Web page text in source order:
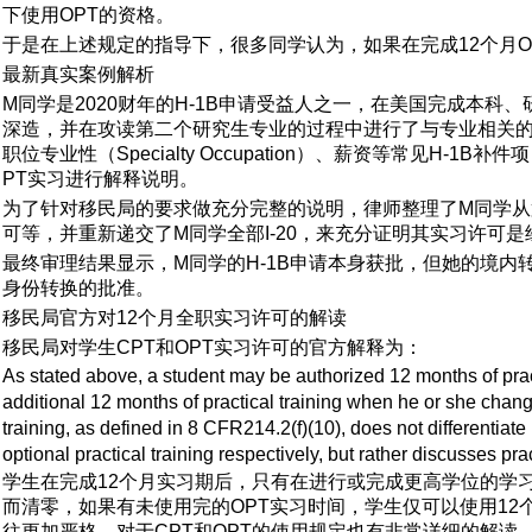
下使用OPT的资格。
于是在上述规定的指导下，很多同学认为，如果在完成12个
最新真实案例解析
M同学是2020财年的H-1B申请受益人之一，在美国完成本科
深造，并在攻读第二个研究生专业的过程中进行了与专业相
职位专业性（Specialty Occupation）、薪资等常见H-1B补件
PT实习进行解释说明。
为了针对移民局的要求做充分完整的说明，律师整理了M同学
可等，并重新递交了M同学全部I-20，来充分证明其实习许可
最终审理结果显示，M同学的H-1B申请本身获批，但她的境
身份转换的批准。
移民局官方对12个月全职实习许可的解读
移民局对学生CPT和OPT实习许可的官方解释为：
As stated above, a student may be authorized 12 months of
additional 12 months of practical training when he or she
training, as defined in 8 CFR214.2(f)(10), does not
optional practical training respectively, but rather discusses
学生在完成12个月实习期后，只有在进行或完成更高学位的
而清零，如果有未使用完的OPT实习时间，学生仅可以使用